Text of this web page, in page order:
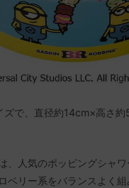
ズで、直径約14cm×高さ
、人気のポッピングシャ
ベリー系をバランスよく